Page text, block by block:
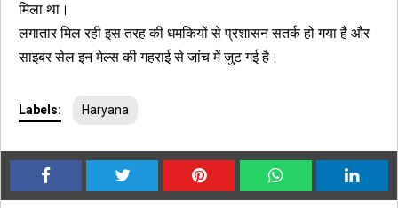
मिला था।
लगातार मिल रही इस तरह की धमकियों से प्रशासन सतर्क हो गया है और
साइबर सेल इन मेल्स की गहराई से जांच में जुट गई है।
Labels: Haryana